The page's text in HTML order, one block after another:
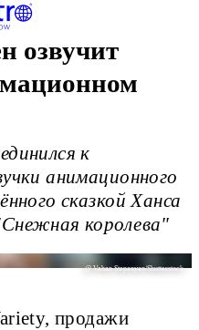
озвучит
к
анимационного
сказкой Ханса
королева"
@ Vahan Stepanyan/Shutterstock
продажи